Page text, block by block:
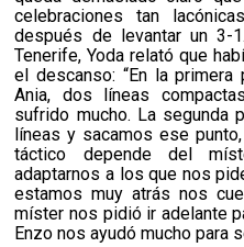
celebraciones tan
después de levantar un 3-
Tenerife, Yoda relató que
el descanso: “En la
Ania, dos líneas
sufrido mucho. La segunda
líneas y sacamos ese
táctico depende del
adaptarnos a los que nos
estamos muy atrás nos
míster nos pidió ir adelante
Enzo nos ayudó mucho para